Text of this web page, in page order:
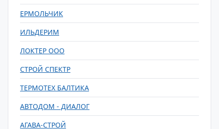
ЕРМОЛЬЧИК
ИЛЬДЕРИМ
ЛОКТЕР ООО
СТРОЙ СПЕКТР
ТЕРМОТЕХ БАЛТИКА
АВТОДОМ - ДИАЛОГ
АГАВА-СТРОЙ